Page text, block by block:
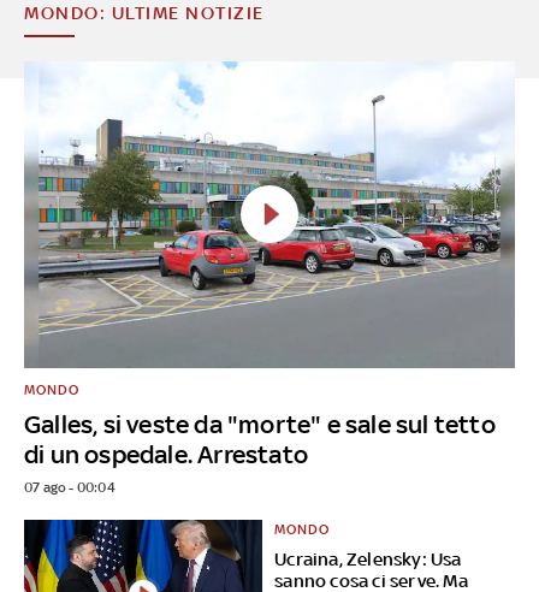
MONDO: ULTIME NOTIZIE
Galles, si veste da "morte" e sale sul tetto
di un ospedale. Arrestato
MONDO
07 ago - 00:04
Ucraina, Zelensky: Usa
sanno cosa ci serve. Ma
MONDO